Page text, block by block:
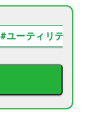
#ユーティリティ